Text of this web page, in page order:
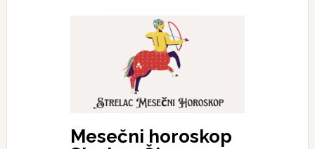
Mesečni horoskop